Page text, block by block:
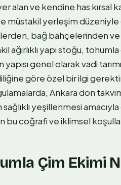
alan ve kendine has kırsal
müstakil yerleşim düzeniyle
bağ bahçelerinden ve
ağırlıklı yapı stoğu,
genel olarak vadi
göre özel bir ilgi
Ankara don
yeşillenmesi
bu coğrafi ve iklimsel
Çim Ekimi